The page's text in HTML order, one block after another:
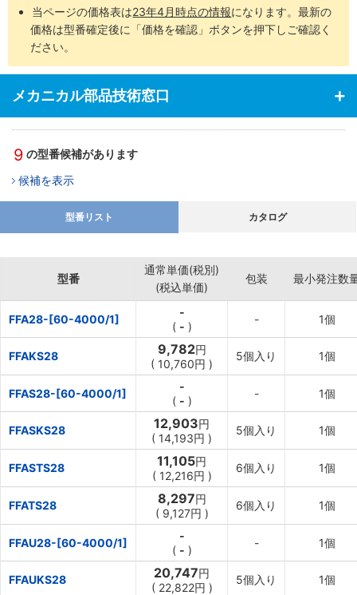
当ページの価格表は23年4月時点の情報になります。最新の
価格は型番確定後に「価格を確認」ボタンを押下しご確認く
ださい。
メカニカル部品技術窓口
9 の型番候補があります
候補を表示
型番リスト カタログ
型番
通常単価(税別)
(税込単価)
包装 最小発注数
FFA28-[60-4000/1]
-
( - )
- 1個
FFAKS28 9,782円
( 10,760円 )
5個入り 1個
FFAS28-[60-4000/1]
-
( - )
- 1個
FFASKS28 12,903円
( 14,193円 )
5個入り 1個
FFASTS28 11,105円
( 12,216円 )
6個入り 1個
FFATS28 8,297円
( 9,127円 )
6個入り 1個
FFAU28-[60-4000/1]
-
( - )
- 1個
FFAUKS28 20,747円
( 22,822円 )
5個入り 1個